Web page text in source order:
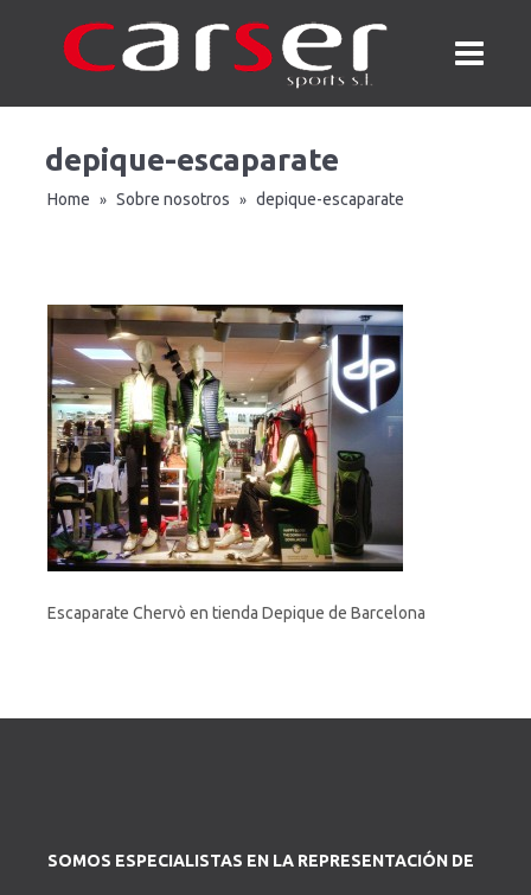
depique-escaparate
Home » Sobre nosotros » depique-escaparate
Escaparate Chervò en tienda Depique de Barcelona
SOMOS ESPECIALISTAS EN LA REPRESENTACIÓN DE